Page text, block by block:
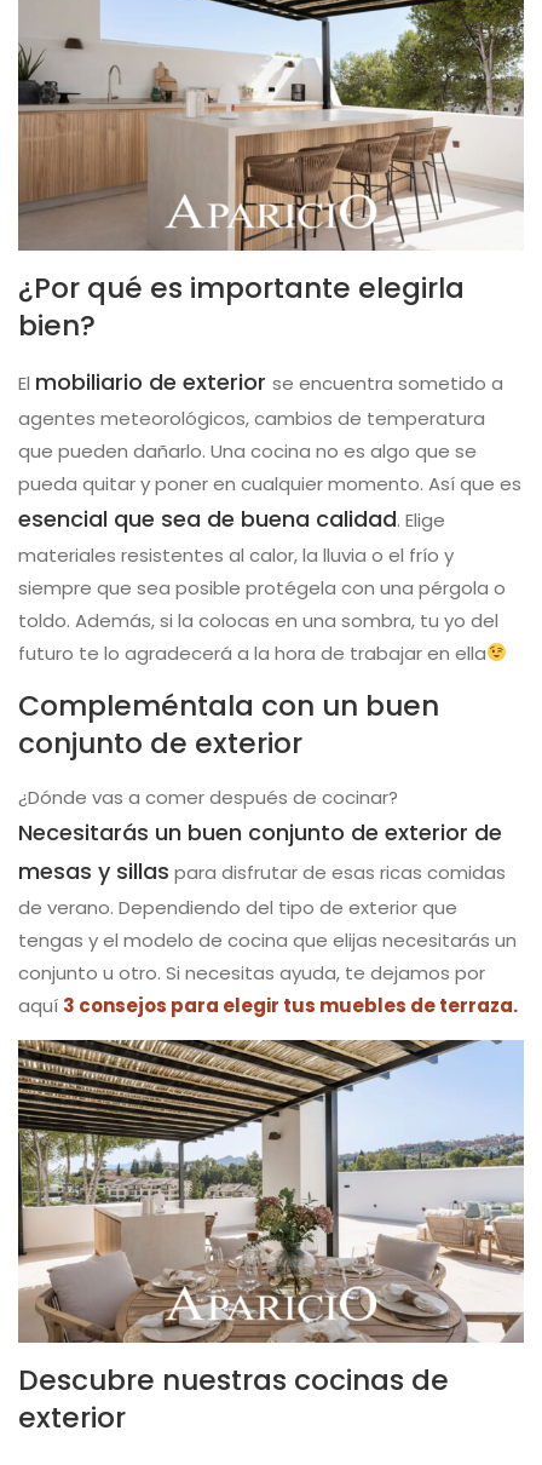
¿Por qué es importante elegirla
bien?
El mobiliario de exterior se encuentra sometido a
agentes meteorológicos, cambios de temperatura
que pueden dañarlo. Una cocina no es algo que se
pueda quitar y poner en cualquier momento. Así que es
esencial que sea de buena calidad. Elige
materiales resistentes al calor, la lluvia o el frío y
siempre que sea posible protégela con una pérgola o
toldo. Además, si la colocas en una sombra, tu yo del
futuro te lo agradecerá a la hora de trabajar en ella
Compleméntala con un buen
conjunto de exterior
¿Dónde vas a comer después de cocinar?
Necesitarás un buen conjunto de exterior de
mesas y sillas para disfrutar de esas ricas comidas
de verano. Dependiendo del tipo de exterior que
tengas y el modelo de cocina que elijas necesitarás un
conjunto u otro. Si necesitas ayuda, te dejamos por
aquí 3 consejos para elegir tus muebles de terraza.
Descubre nuestras cocinas de
exterior